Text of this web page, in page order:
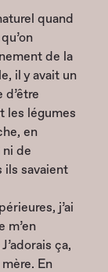
quand
de la
il y avait un
d’être
les légumes
en
de
ils savaient
j’ai
m’en
ça,
En